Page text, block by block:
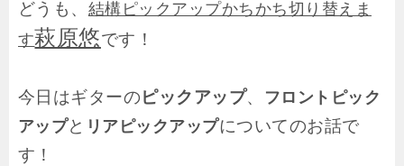
どうも、 結構ピックアップかちかち切り替えま
す萩原悠です！
今日はギターのピックアップ、
フロントピック
アップと リアピックアップについてのお話で
す！